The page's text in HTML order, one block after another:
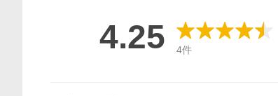
4.25 4件